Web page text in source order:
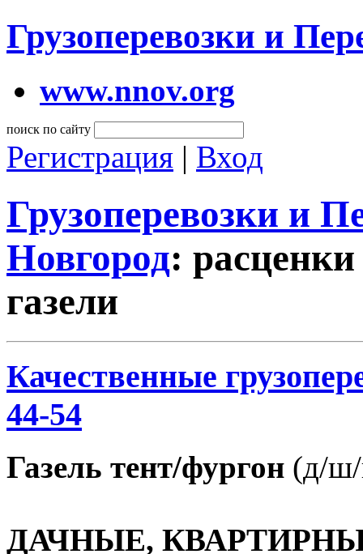
Грузоперевозки и
www.nnov.org
поиск по сайту
Регистрация | Вход
Грузоперевозки и
Новгород: расценки
газели
Качественные
44-54
Газель тент/фургон (д/ш/
ДАЧНЫЕ,